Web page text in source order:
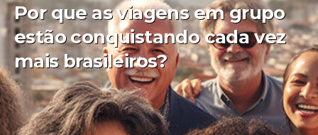
Por que as viagens em grupo
estão conquistando cada vez
mais brasileiros?